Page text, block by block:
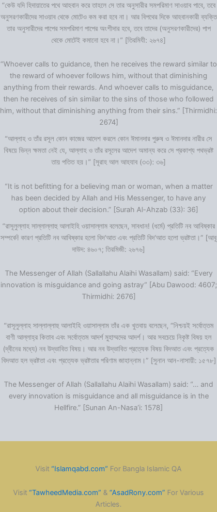
“কেউ যদি হিদায়াতের পথে আহবান করে তাহলে সে তার অনুসারীর সমপরিমাণ সাওয়াব পাবে, তবে
অনুসরণকারীদের সাওয়াব থেকে মোটেও কম করা হবে না। আর বিপথের দিকে আহবানকারী ব্যক্তি
তার অনুসারীদের পাপের সমপরিমাণ পাপের অংশীদার হবে, তবে তাদের (অনুসরণকারীদের) পাপ
থেকে মোটেই কমানো হবে না।” [তিরমিযী: ২৬৭৪]
“Whoever calls to guidance, then he receives the reward similar to
the reward of whoever follows him, without that diminishing
anything from their rewards. And whoever calls to misguidance,
then he receives of sin similar to the sins of those who followed
him, without that diminishing anything from their sins.” [Thirmidhi:
2674]
“আল্লাহ ও তাঁর রসূল কোন কাজের আদেশ করলে কোন ঈমানদার পুরুষ ও ঈমানদার নারীর সে
বিষয়ে ভিন্ন ক্ষমতা নেই যে, আল্লাহ ও তাঁর রসূলের আদেশ অমান্য করে সে প্রকাশ্য পথভ্রষ্ট
তায় পতিত হয়।” [সূরাহ আল আহযাব (৩৩): ৩৬]
“It is not befitting for a believing man or woman, when a matter
has been decided by Allah and His Messenger, to have any
option about their decision.” [Surah Al-Ahzab (33): 36]
“রাসূলুল্লাহ সাল্লাল্লাহু আলাইহি ওয়াসাল্লাম বলেছেন, সাবধান! (ধর্মে) প্রতিটি নব আবিষ্কার
সম্পর্কে! কারণ প্রতিটি নব আবিষ্কার হলো বিদ‘আত এবং প্রতিটি বিদ‘আত হলো ভ্রষ্টতা।” [আবূ
দাউদ: ৪৬০৭; তিরমিজী: ২৬৭৬]
The Messenger of Allah (Sallallahu Alaihi Wasallam) said: “Every
innovation is misguidance and going astray” [Abu Dawood: 4607;
Thirmidhi: 2676]
“রাসূলুল্লাহ সাল্লাল্লাহু আলাইহি ওয়াসাল্লাম তাঁর এক খুতবায় বলেছেন, “নিশ্চয়ই সর্বোত্তম
বাণী আল্লাহ্‌র কিতাব এবং সর্বোত্তম আদর্শ মুহাম্মদের আদর্শ। আর সবচেয়ে নিকৃষ্ট বিষয় হল
(দ্বীনের মধ্যে) নব উদ্ভাবিত বিষয়। আর নব উদ্ভাবিত প্রত্যেক বিষয় বিদআত এবং প্রত্যেক
বিদআত হল ভ্রষ্টতা এবং প্রত্যেক ভ্রষ্টতার পরিণাম জাহান্নাম।” [সুনান আন-নাসায়ী: ১৫৭৮]
The Messenger of Allah (Sallallahu Alaihi Wasallam) said: “… and
every innovation is misguidance and all misguidance is in the
Hellfire.” [Sunan An-Nasa’i: 1578]
Visit “Islamqabd.com” For Bangla Islamic QA
Visit “TawheedMedia.com” & “AsadRony.com” For Various
Articles.